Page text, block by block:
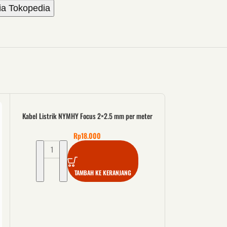
Tokopedia
Kabel Listrik NYMHY Focus 2×2.5 mm per meter
Rp18.000
TAMBAH KE KERANJANG